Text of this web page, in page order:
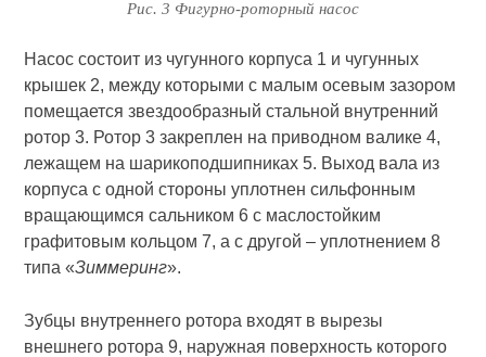
Рис. 3 Фигурно-роторный насос
Насос состоит из чугунного корпуса 1 и чугунных
крышек 2, между которыми с малым осевым зазором
помещается звездообразный стальной внутренний
ротор 3. Ротор 3 закреплен на приводном валике 4,
лежащем на шарикоподшипниках 5. Выход вала из
корпуса с одной стороны уплотнен сильфонным
вращающимся сальником 6 с маслостойким
графитовым кольцом 7, а с другой – уплотнением 8
типа «Зиммеринг».
Зубцы внутреннего ротора входят в вырезы
внешнего ротора 9, наружная поверхность которого